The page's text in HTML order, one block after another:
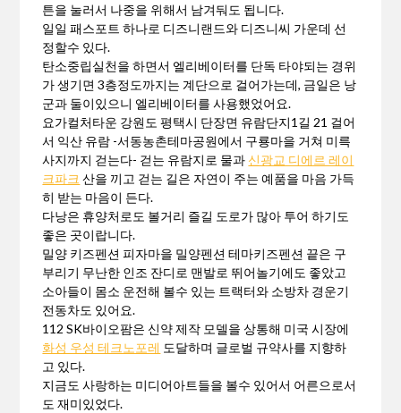
튼을 눌러서 나중을 위해서 남겨둬도 됩니다.
일일 패스포트 하나로 디즈니랜드와 디즈니씨 가운데 선
정할수 있다.
탄소중립실천을 하면서 엘리베이터를 단독 타야되는 경위
가 생기면 3층정도까지는 계단으로 걸어가는데, 금일은 낭
군과 둘이있으니 엘리베이터를 사용했었어요.
요가컬처타운 강원도 평택시 단장면 유람단지1길 21 걸어
서 익산 유람 -서동농촌테마공원에서 구룡마을 거쳐 미륵
사지까지 걷는다- 걷는 유람지로 물과 신광교 디에르 레이
크파크 산을 끼고 걷는 길은 자연이 주는 예품을 마음 가득
히 받는 마음이 든다.
다낭은 휴양처로도 볼거리 즐길 도로가 많아 투어 하기도
좋은 곳이랍니다.
밀양 키즈펜션 피자마을 밀양펜션 테마키즈펜션 끝은 구
부리기 무난한 인조 잔디로 맨발로 뛰어놀기에도 좋았고
소아들이 몸소 운전해 볼수 있는 트랙터와 소방차 경운기
전동차도 있어요.
112 SK바이오팜은 신약 제작 모델을 상통해 미국 시장에
화성 우성 테크노포레 도달하며 글로벌 규약사를 지향하
고 있다.
지금도 사랑하는 미디어아트들을 볼수 있어서 어른으로서
도 재미있었다.